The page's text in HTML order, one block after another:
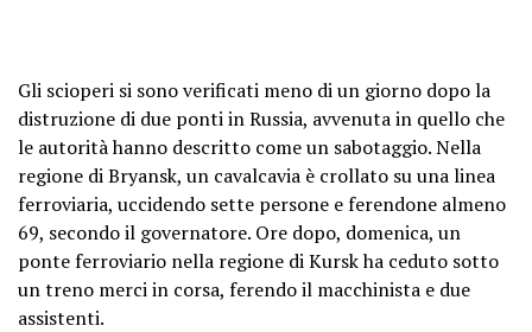
Gli scioperi si sono verificati meno di un giorno dopo la
distruzione di due ponti in Russia, avvenuta in quello che
le autorità hanno descritto come un sabotaggio. Nella
regione di Bryansk, un cavalcavia è crollato su una linea
ferroviaria, uccidendo sette persone e ferendone almeno
69, secondo il governatore. Ore dopo, domenica, un
ponte ferroviario nella regione di Kursk ha ceduto sotto
un treno merci in corsa, ferendo il macchinista e due
assistenti.